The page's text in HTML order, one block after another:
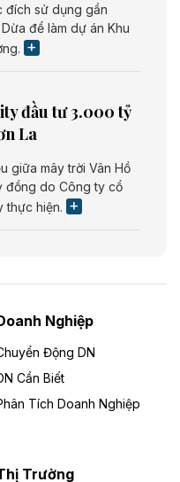
đích sử dụng gần
để làm dự án Khu
đầu tư 3.000 tỷ
La
giữa mây trời Vân Hồ
đồng do Công ty cổ
thực hiện.
điện Bắc Giang do
Bắc Giang làm
‘hệ sinh thái’
Nghiệp
Động DN
Cần Biết
Tích Doanh Nghiệp
Trường